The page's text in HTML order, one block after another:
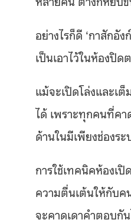
อย่างไรก็ดี ‘กาสัก
เป็นเอาไว้ในห้องปิ
แม้จะเปิดโล่งและเ
ได้ เพราะทุกคนที่คา
ด้านในมีเพียงช่องร
การใช้เทคนิคห้องเ
ความตื่นเต้นให้กับค
จะคาดเดาคำตอบกั